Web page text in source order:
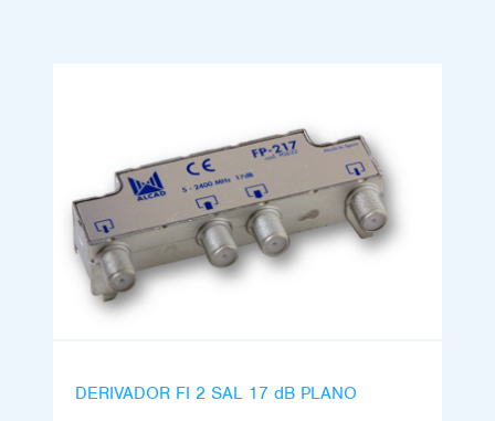
DERIVADOR FI 2 SAL 17 dB PLANO